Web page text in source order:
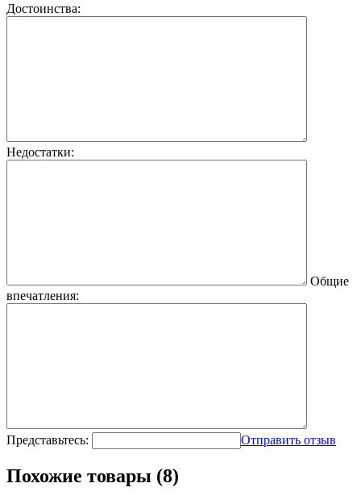
Достоинства:
Недостатки:
Общие
впечатления:
Представьтесь: Отправить отзыв
Похожие товары (8)